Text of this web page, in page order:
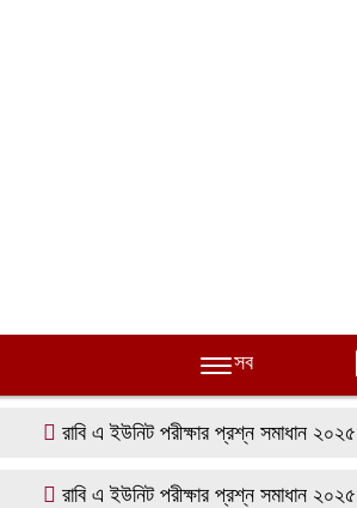
সব
রাবি এ ইউনিট পরীক্ষার প্রশ্ন সমাধান ২০২৫
রাবি এ ইউনিট পরীক্ষার প্রশ্ন সমাধান ২০২৫